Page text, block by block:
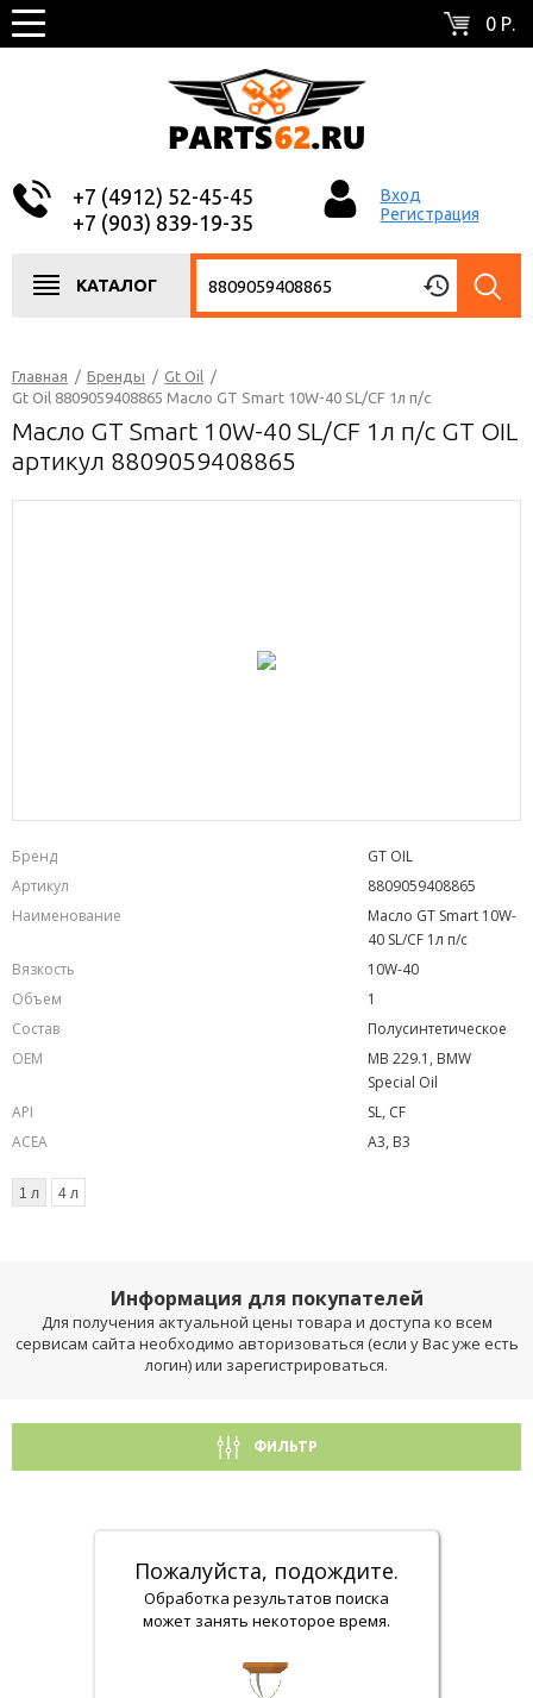
0 Р.
+7 (4912) 52-45-45
+7 (903) 839-19-35
Вход
Регистрация
КАТАЛОГ
Главная / Бренды / Gt Oil /
Gt Oil 8809059408865 Масло GT Smart 10W-40 SL/CF 1л п/с
Масло GT Smart 10W-40 SL/CF 1л п/с GT OIL
артикул 8809059408865
Бренд
GT OIL
Артикул
8809059408865
Наименование
Масло GT Smart 10W-
40 SL/CF 1л п/с
Вязкость
10W-40
Объем
1
Состав
Полусинтетическое
OEM
MB 229.1, BMW
Special Oil
API
SL, CF
ACEA
A3, B3
1 л 4 л
Информация для покупателей
Для получения актуальной цены товара и доступа ко всем
сервисам сайта необходимо авторизоваться (если у Вас уже есть
логин) или зарегистрироваться.
ФИЛЬТР
Пожалуйста, подождите.
Обработка результатов поиска
может занять некоторое время.